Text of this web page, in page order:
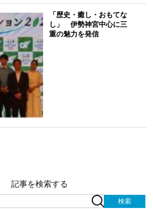
「歴史・癒し・おもてな
し」 伊勢神宮中心に三
重の魅力を発信
記事を検索する